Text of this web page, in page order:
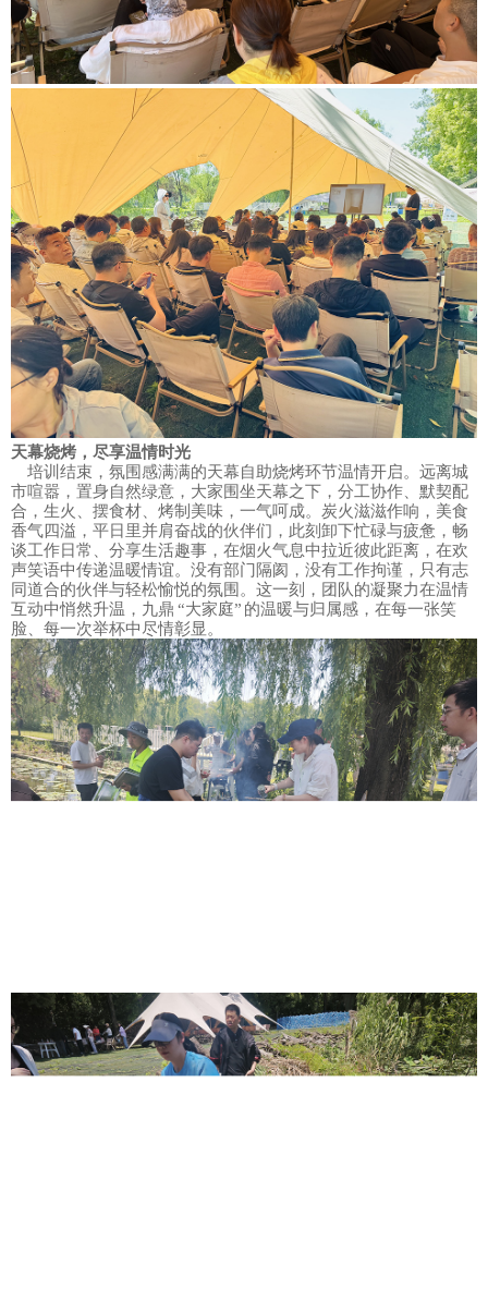
天幕烧烤，尽享温情时光
培训结束，氛围感满满的天幕自助烧烤环节温情开启。远离城
市喧嚣，置身自然绿意，大家围坐天幕之下，分工协作、默契配
合，生火、摆食材、烤制美味，一气呵成。炭火滋滋作响，美食
香气四溢，平日里并肩奋战的伙伴们，此刻卸下忙碌与疲惫，畅
谈工作日常、分享生活趣事，在烟火气息中拉近彼此距离，在欢
声笑语中传递温暖情谊。没有部门隔阂，没有工作拘谨，只有志
同道合的伙伴与轻松愉悦的氛围。这一刻，团队的凝聚力在温情
互动中悄然升温，九鼎 “大家庭” 的温暖与归属感，在每一张笑
脸、每一次举杯中尽情彰显。